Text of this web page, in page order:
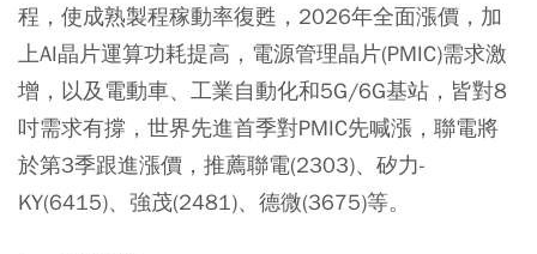
程，使成熟製程稼動率復甦，2026年全面漲價，加
上AI晶片運算功耗提高，電源管理晶片(PMIC)需求激
增，以及電動車、工業自動化和5G/6G基站，皆對8
吋需求有撐，世界先進首季對PMIC先喊漲，聯電將
於第3季跟進漲價，推薦聯電(2303)、矽力-
KY(6415)、強茂(2481)、德微(3675)等。